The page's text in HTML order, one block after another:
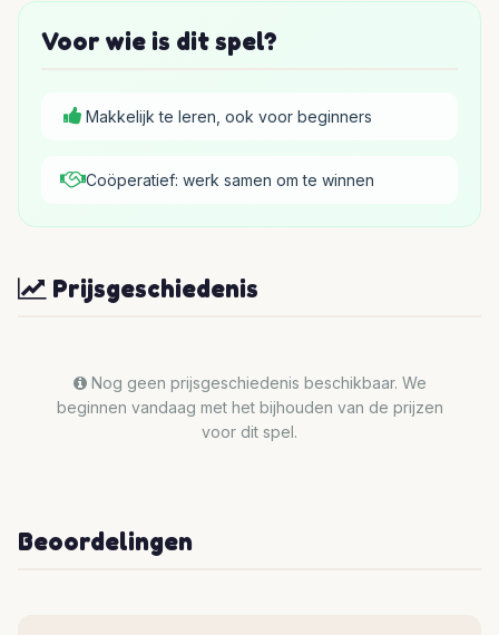
Voor wie is dit spel?
Makkelijk te leren, ook voor beginners
Coöperatief: werk samen om te winnen
Prijsgeschiedenis
Nog geen prijsgeschiedenis beschikbaar. We
beginnen vandaag met het bijhouden van de prijzen
voor dit spel.
Beoordelingen